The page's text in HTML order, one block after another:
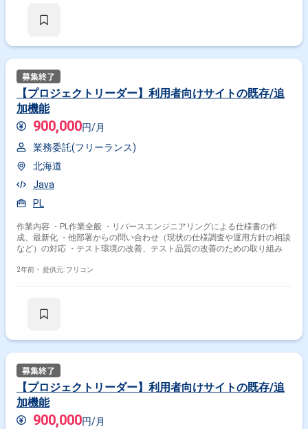
【プロジェクトリーダー】利用者向けサイトの既存/追
加機能
900,000円/月
業務委託(フリーランス)
北海道
Java
PL
作業内容 ・PL作業全般 ・リバースエンジニアリングによる仕様書の作
成、最新化 ・他部署からの問い合わせ（現状の仕様調査や運用方針の相談
など）の対応 ・テスト環境の改善、テスト品質の改善のための取り組み
2年前・ 提供元: フリコン
【プロジェクトリーダー】利用者向けサイトの既存/追
加機能
900,000円/月